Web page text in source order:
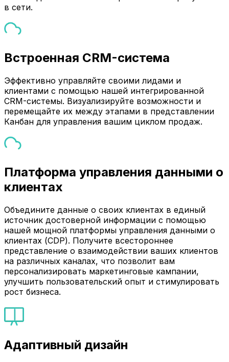
в сети.
Встроенная CRM-система
Эффективно управляйте своими лидами и
клиентами с помощью нашей интегрированной
CRM-системы. Визуализируйте возможности и
перемещайте их между этапами в представлении
Канбан для управления вашим циклом продаж.
Платформа управления данными о
клиентах
Объедините данные о своих клиентах в единый
источник достоверной информации с помощью
нашей мощной платформы управления данными о
клиентах (CDP). Получите всестороннее
представление о взаимодействии ваших клиентов
на различных каналах, что позволит вам
персонализировать маркетинговые кампании,
улучшить пользовательский опыт и стимулировать
рост бизнеса.
Адаптивный дизайн